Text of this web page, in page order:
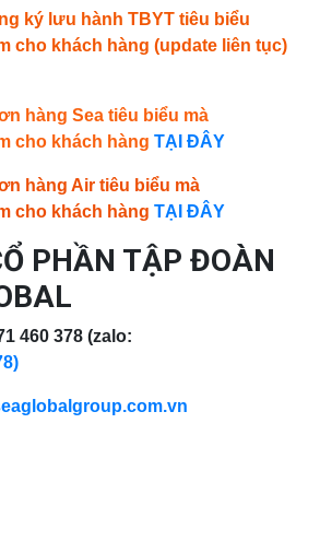
ký lưu hành TBYT tiêu biểu
cho khách hàng (update liên tục)
hàng Sea tiêu biểu mà
cho khách hàng TẠI ĐÂY
hàng Air tiêu biểu mà
cho khách hàng TẠI ĐÂY
PHẦN TẬP ĐOÀN
460 378 (zalo: